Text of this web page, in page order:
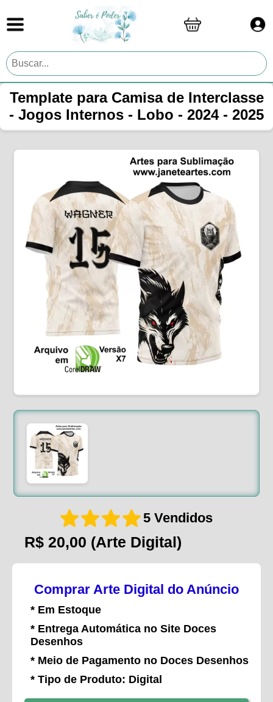
Template para Camisa de Interclasse
- Jogos Internos - Lobo - 2024 - 2025
5 Vendidos
R$ 20,00 (Arte Digital)
Comprar Arte Digital do Anúncio
* Em Estoque
* Entrega Automática no Site Doces
Desenhos
* Meio de Pagamento no Doces Desenhos
* Tipo de Produto: Digital